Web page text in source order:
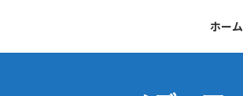
ホーム